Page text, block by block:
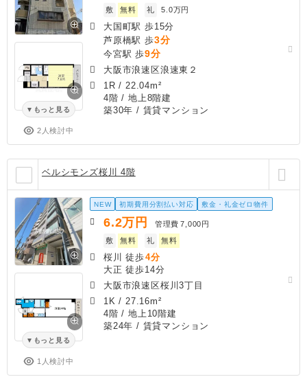
もっと見る
2人検討中
敷
無料 礼 5.0万円
大国町駅 歩15分
芦原橋駅 歩3分
今宮駅 歩9分
大阪市浪速区浪速東２
1R / 22.04m²
4階 / 地上8階建
築30年 / 賃貸マンション
ベルシモンズ桜川 4階
もっと見る
1人検討中
NEW 初期費用分割払い対応 敷金・礼金ゼロ物件
6.2万円 管理費 7,000円
敷
無料 礼 無料
桜川 徒歩4分
大正 徒歩14分
大阪市浪速区桜川3丁目
1K / 27.16m²
4階 / 地上10階建
築24年 / 賃貸マンション